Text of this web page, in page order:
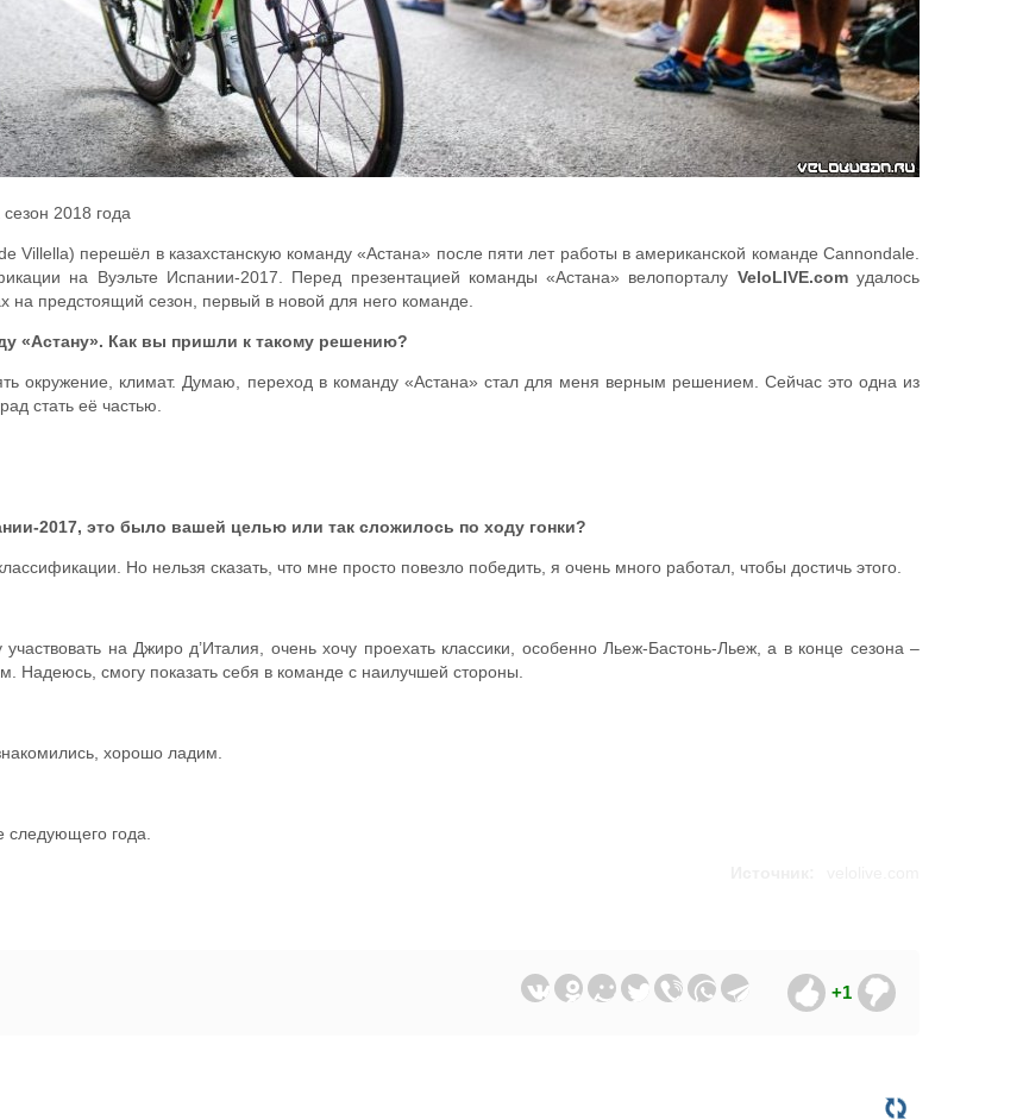
2018 года
Villella) перешёл в казахстанскую команду «Астана» после пяти лет работы в американской команде Cannondale.
на Вуэльте Испании-2017. Перед презентацией команды «Астана» велопорталу VeloLIVE.comудалось
на предстоящий сезон, первый в новой для него команде.
«Астану». Как вы пришли к такому решению?
окружение, климат. Думаю, переход в команду «Астана» стал для меня верным решением. Сейчас это одна из
стать её частью.
2017, это было вашей целью или так сложилось по ходу гонки?
Но нельзя сказать, что мне просто повезло победить, я очень много работал, чтобы достичь этого.
на Джиро д’Италия, очень хочу проехать классики, особенно Льеж-Бастонь-Льеж, а в конце сезона –
Надеюсь, смогу показать себя в команде с наилучшей стороны.
хорошо ладим.
года.
+1